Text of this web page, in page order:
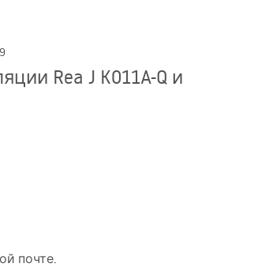
Rea J K011A-Q и
почте.